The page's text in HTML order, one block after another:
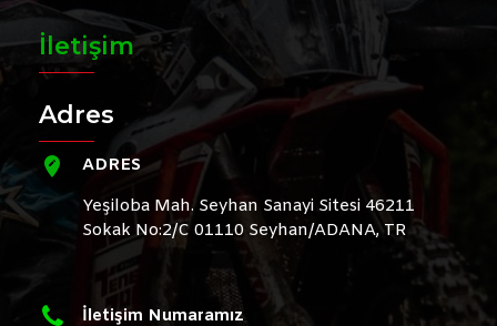
İletişim
Adres
ADRES
Yeşiloba Mah. Seyhan Sanayi Sitesi 46211
Sokak No:2/C 01110 Seyhan/ADANA, TR
İletişim Numaramız